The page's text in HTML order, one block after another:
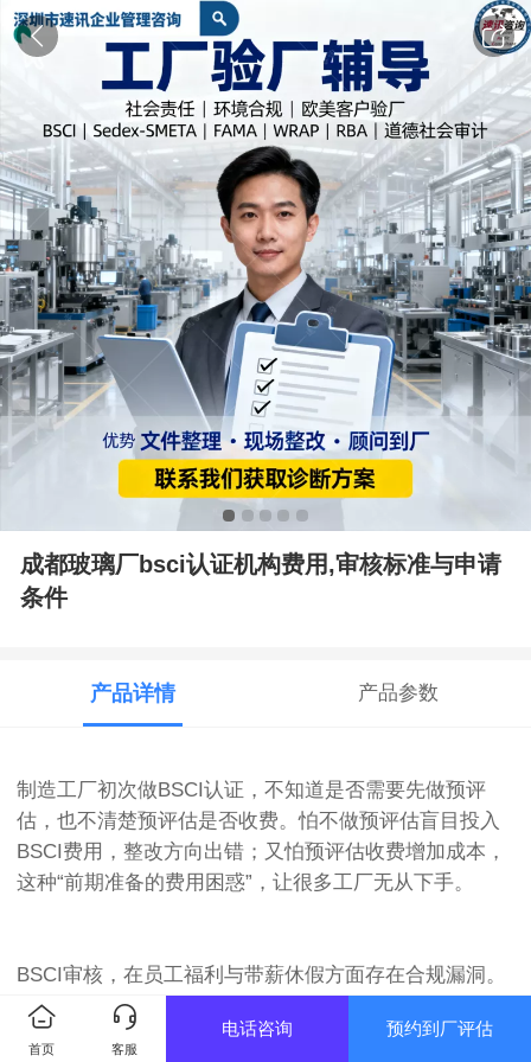
成都玻璃厂bsci认证机构费用,审核标准与申请
条件
产品详情 产品参数
制造工厂初次做BSCI认证，不知道是否需要先做预评
估，也不清楚预评估是否收费。怕不做预评估盲目投入
BSCI费用，整改方向出错；又怕预评估收费增加成本，
这种“前期准备的费用困惑”，让很多工厂无从下手。
BSCI审核，在员工福利与带薪休假方面存在合规漏洞。
比如拒绝员工休法定的产假、婚假、病假，或休假期间
未按规定支付工资；未给员工提供年休假，或未休年休
首页 客服
电话咨询 预约到厂评估